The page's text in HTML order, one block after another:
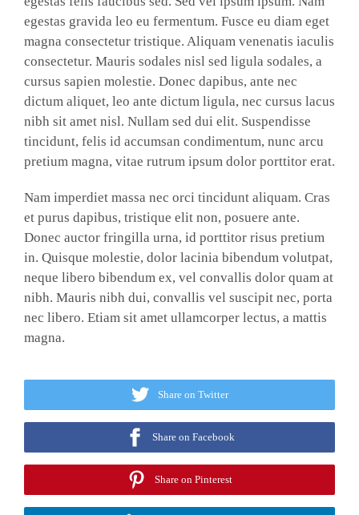
egestas gravida leo eu fermentum. Fusce eu diam eget
magna consectetur tristique. Aliquam venenatis iaculis
consectetur. Mauris sodales nisl sed ligula sodales, a
cursus sapien molestie. Donec dapibus, ante nec
dictum aliquet, leo ante dictum ligula, nec cursus lacus
nibh sit amet nisl. Nullam sed dui elit. Suspendisse
tincidunt, felis id accumsan condimentum, nunc arcu
pretium magna, vitae rutrum ipsum dolor porttitor erat.
Nam imperdiet massa nec orci tincidunt aliquam. Cras
et purus dapibus, tristique elit non, posuere ante.
Donec auctor fringilla urna, id porttitor risus pretium
in. Quisque molestie, dolor lacinia bibendum volutpat,
neque libero bibendum ex, vel convallis dolor quam at
nibh. Mauris nibh dui, convallis vel suscipit nec, porta
nec libero. Etiam sit amet ullamcorper lectus, a mattis
magna.
Share on Twitter
Share on Facebook
Share on Pinterest